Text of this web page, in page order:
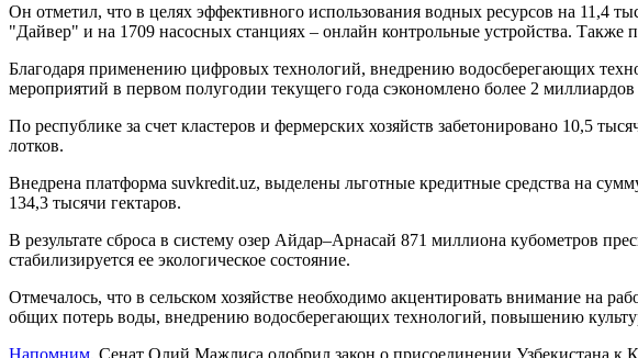
Он отметил, что в целях эффективного использования водных ресурсов на 11,4
"Дайвер" и на 1709 насосных станциях – онлайн контрольные устройства. Также
Благодаря применению цифровых технологий, внедрению водосберегающих
мероприятий в первом полугодии текущего года сэкономлено более 2
По республике за счет кластеров и фермерских хозяйств забетонировано 10,5
лотков.
Внедрена платформа suvkredit.uz, выделены льготные кредитные средства на
134,3 тысячи гектаров.
В результате сброса в систему озер Айдар–Арнасай 871 миллиона кубометров
стабилизируется ее экологическое состояние.
Отмечалось, что в сельском хозяйстве необходимо акцентировать внимание на
общих потерь воды, внедрению водосберегающих технологий, повышению
Напомним, Сенат Олий Мажлиса одобрил закон о присоединении Узбекистана к